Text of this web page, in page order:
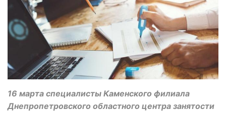
16 марта специалисты Каменского филиала
Днепропетровского областного центра занятости